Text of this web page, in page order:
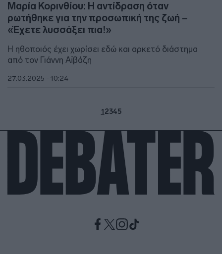
Μαρία Κορινθίου: Η αντίδραση όταν
ρωτήθηκε για την προσωπική της ζωή –
«Έχετε λυσσάξει πια!»
Η ηθοποιός έχει χωρίσει εδώ και αρκετό διάστημα
από τον Γιάννη Αϊβάζη
27.03.2025 - 10:24
12345